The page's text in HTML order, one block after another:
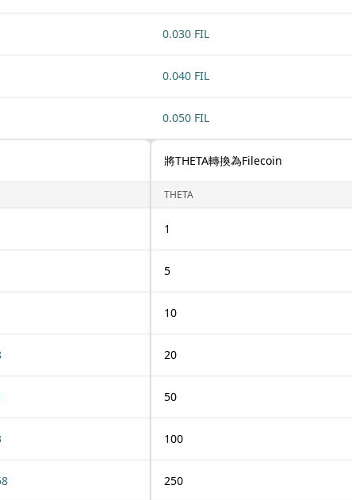
0.030 FIL
0.040 FIL
0.050 FIL
將THETA轉換為Filecoin
THETA
1
5
10
20
50
100
250